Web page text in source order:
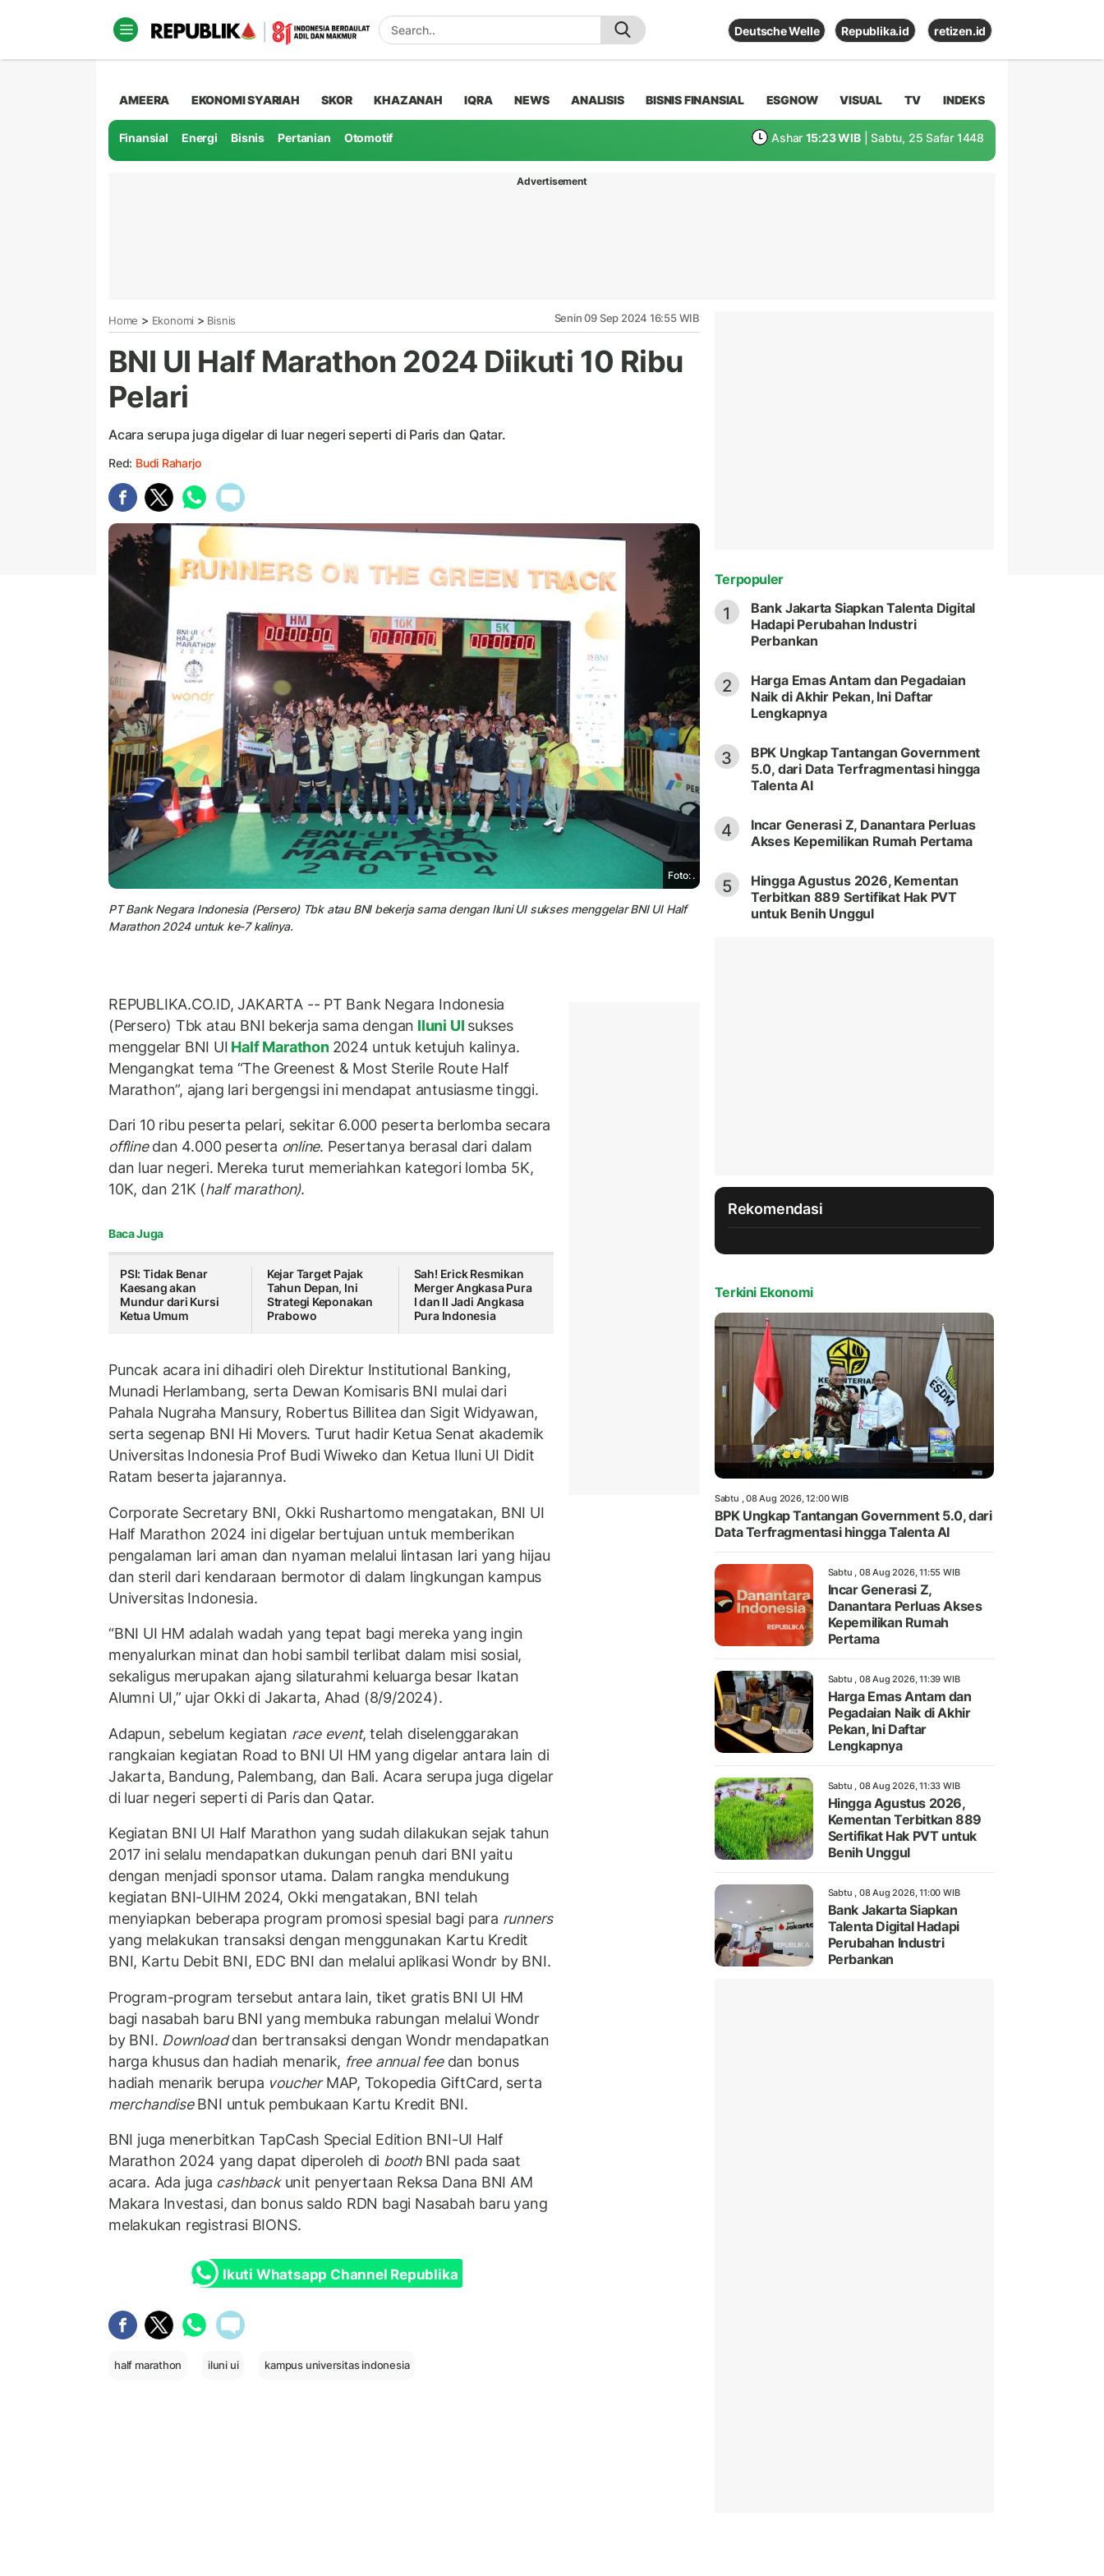
Deutsche Welle Republika.id retizen.id
AMEERA EKONOMI SYARIAH SKOR KHAZANAH IQRA NEWS ANALISIS BISNIS FINANSIAL ESGNOW VISUAL TV INDEKS
Finansial Energi Bisnis Pertanian Otomotif Ashar 15:23 WIB | Sabtu, 25 Safar 1448
Advertisement
Home > Ekonomi > Bisnis Senin 09 Sep 2024 16:55 WIB
BNI UI Half Marathon 2024 Diikuti 10 Ribu
Pelari
Acara serupa juga digelar di luar negeri seperti di Paris dan Qatar.
Red: Budi Raharjo
Foto: .
PT Bank Negara Indonesia (Persero) Tbk atau BNI bekerja sama dengan Iluni UI sukses menggelar BNI UI Half
Marathon 2024 untuk ke-7 kalinya.
REPUBLIKA.CO.ID, JAKARTA -- PT Bank Negara Indonesia
(Persero) Tbk atau BNI bekerja sama dengan Iluni UI sukses
menggelar BNI UI Half Marathon 2024 untuk ketujuh kalinya.
Mengangkat tema “The Greenest & Most Sterile Route Half
Marathon”, ajang lari bergengsi ini mendapat antusiasme tinggi.
Dari 10 ribu peserta pelari, sekitar 6.000 peserta berlomba secara
offlinedan 4.000 peserta online. Pesertanya berasal dari dalam
dan luar negeri. Mereka turut memeriahkan kategori lomba 5K,
10K, dan 21K (half marathon).
Baca Juga
PSI: Tidak Benar
Kaesang akan
Mundur dari Kursi
Ketua Umum
Kejar Target Pajak
Tahun Depan, Ini
Strategi Keponakan
Prabowo
Sah! Erick Resmikan
Merger Angkasa Pura
I dan II Jadi Angkasa
Pura Indonesia
Puncak acara ini dihadiri oleh Direktur Institutional Banking,
Munadi Herlambang, serta Dewan Komisaris BNI mulai dari
Pahala Nugraha Mansury, Robertus Billitea dan Sigit Widyawan,
serta segenap BNI Hi Movers. Turut hadir Ketua Senat akademik
Universitas Indonesia Prof Budi Wiweko dan Ketua Iluni UI Didit
Ratam beserta jajarannya.
Corporate Secretary BNI, Okki Rushartomo mengatakan, BNI UI
Half Marathon 2024 ini digelar bertujuan untuk memberikan
pengalaman lari aman dan nyaman melalui lintasan lari yang hijau
dan steril dari kendaraan bermotor di dalam lingkungan kampus
Universitas Indonesia.
“BNI UI HM adalah wadah yang tepat bagi mereka yang ingin
menyalurkan minat dan hobi sambil terlibat dalam misi sosial,
sekaligus merupakan ajang silaturahmi keluarga besar Ikatan
Alumni UI,” ujar Okki di Jakarta, Ahad (8/9/2024).
Adapun, sebelum kegiatan race event, telah diselenggarakan
rangkaian kegiatan Road to BNI UI HM yang digelar antara lain di
Jakarta, Bandung, Palembang, dan Bali. Acara serupa juga digelar
di luar negeri seperti di Paris dan Qatar.
Kegiatan BNI UI Half Marathon yang sudah dilakukan sejak tahun
2017 ini selalu mendapatkan dukungan penuh dari BNI yaitu
dengan menjadi sponsor utama. Dalam rangka mendukung
kegiatan BNI-UIHM 2024, Okki mengatakan, BNI telah
menyiapkan beberapa program promosi spesial bagi para runners
yang melakukan transaksi dengan menggunakan Kartu Kredit
BNI, Kartu Debit BNI, EDC BNI dan melalui aplikasi Wondr by BNI.
Program-program tersebut antara lain, ⁠tiket gratis BNI UI HM
bagi nasabah baru BNI yang membuka rabungan melalui Wondr
by BNI. Downloaddan bertransaksi dengan Wondr mendapatkan
harga khusus dan hadiah menarik, ⁠ free annual feedan bonus
hadiah menarik berupa voucherMAP, Tokopedia GiftCard, serta
merchandiseBNI untuk pembukaan Kartu Kredit BNI.
⁠BNI juga menerbitkan TapCash Special Edition BNI-UI Half
Marathon 2024 yang dapat diperoleh di boothBNI pada saat
acara. Ada juga ⁠cashbackunit penyertaan Reksa Dana BNI AM
Makara Investasi, dan bonus saldo RDN bagi Nasabah baru yang
melakukan registrasi BIONS.
Ikuti Whatsapp Channel Republika
half marathon iluni ui kampus universitas indonesia
Terpopuler
1
Bank Jakarta Siapkan Talenta Digital
Hadapi Perubahan Industri
Perbankan
2
Harga Emas Antam dan Pegadaian
Naik di Akhir Pekan, Ini Daftar
Lengkapnya
3
BPK Ungkap Tantangan Government
5.0, dari Data Terfragmentasi hingga
Talenta AI
4
Incar Generasi Z, Danantara Perluas
Akses Kepemilikan Rumah Pertama
5
Hingga Agustus 2026, Kementan
Terbitkan 889 Sertifikat Hak PVT
untuk Benih Unggul
Rekomendasi
Terkini Ekonomi
Sabtu , 08 Aug 2026, 12:00 WIB
BPK Ungkap Tantangan Government 5.0, dari
Data Terfragmentasi hingga Talenta AI
Sabtu , 08 Aug 2026, 11:55 WIB
Incar Generasi Z,
Danantara Perluas Akses
Kepemilikan Rumah
Pertama
Sabtu , 08 Aug 2026, 11:39 WIB
Harga Emas Antam dan
Pegadaian Naik di Akhir
Pekan, Ini Daftar
Lengkapnya
Sabtu , 08 Aug 2026, 11:33 WIB
Hingga Agustus 2026,
Kementan Terbitkan 889
Sertifikat Hak PVT untuk
Benih Unggul
Sabtu , 08 Aug 2026, 11:00 WIB
Bank Jakarta Siapkan
Talenta Digital Hadapi
Perubahan Industri
Perbankan